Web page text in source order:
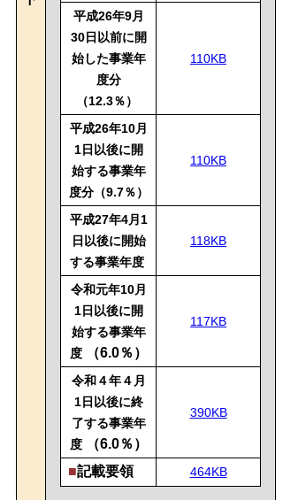
平成26年9月
30日以前に開
始した事業年
度分
（12.3％）
110KB
平成26年10月
1日以後に開
始する事業年
度分（9.7％）
110KB
平成27年4月1
日以後に開始
する事業年度
118KB
令和元年10月
1日以後に開
始する事業年
度（6.0％）
117KB
令和４年４月
1日以後に終
了する事業年
度（6.0％）
390KB
■記載要領 464KB